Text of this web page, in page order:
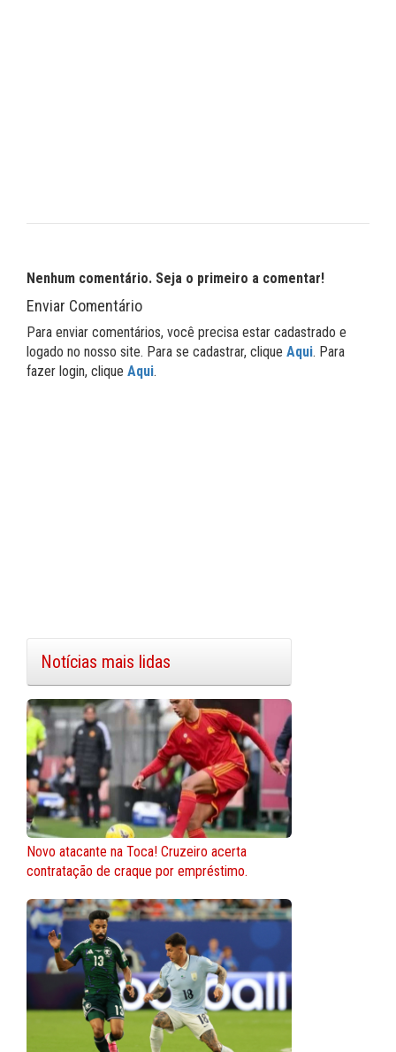
Nenhum comentário. Seja o primeiro a comentar!
Enviar Comentário
Para enviar comentários, você precisa estar cadastrado e
logado no nosso site. Para se cadastrar, clique Aqui. Para
fazer login, clique Aqui.
Notícias mais lidas
Novo atacante na Toca! Cruzeiro acerta
contratação de craque por empréstimo.